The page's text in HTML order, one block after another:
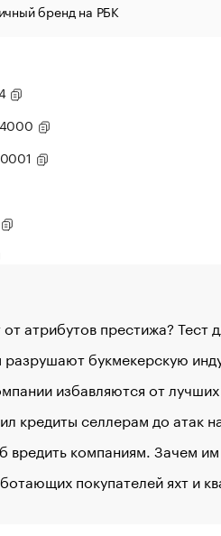
бренд на РБК
атрибутов престижа? Тест
букмекерскую
избавляются от лучших
кредиты селлерам до атак
вредить компаниям. Зачем
покупателей яхт и